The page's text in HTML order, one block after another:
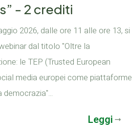
- 2 crediti
2026, dalle ore 11 alle ore 13, si
dal titolo "Oltre la
le TEP (Trusted European
media europei come piattaforme
democrazia"...
Leggi